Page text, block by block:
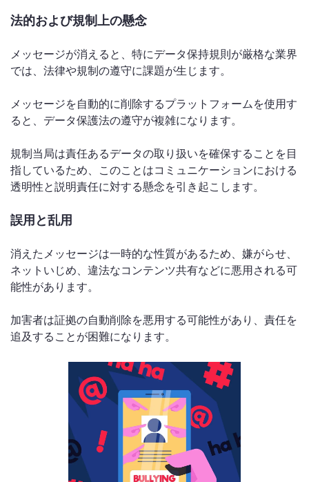
法的および規制上の懸念
メッセージが消えると、特にデータ保持規則が厳格な業界
では、法律や規制の遵守に課題が生じます。
メッセージを自動的に削除するプラットフォームを使用す
ると、データ保護法の遵守が複雑になります。
規制当局は責任あるデータの取り扱いを確保することを目
指しているため、このことはコミュニケーションにおける
透明性と説明責任に対する懸念を引き起こします。
誤用と乱用
消えたメッセージは一時的な性質があるため、嫌がらせ、
ネットいじめ、違法なコンテンツ共有などに悪用される可
能性があります。
加害者は証拠の自動削除を悪用する可能性があり、責任を
追及することが困難になります。